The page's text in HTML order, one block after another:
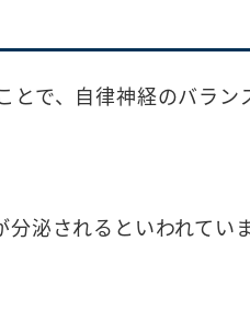
とで、自律神経のバラン
泌されるといわれていま